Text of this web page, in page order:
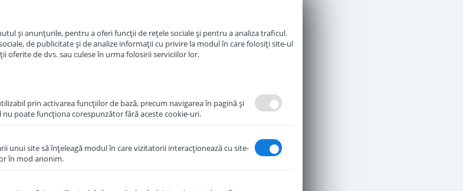
stoc epuizat
Momentan Indisponibil
și anunțurile, pentru a oferi funcții de rețele sociale și pentru a analiza traficul.
de publicitate și de analize informații cu privire la modul în care folosiți site-ul
oferite de dvs. sau culese în urma folosirii serviciilor lor.
prin activarea funcţiilor de bază, precum navigarea în pagină şi
nu poate funcţiona corespunzător fără aceste cookie-uri.
unui site să înţeleagă modul în care vizitatorii interacţionează cu site-
în mod anonim.